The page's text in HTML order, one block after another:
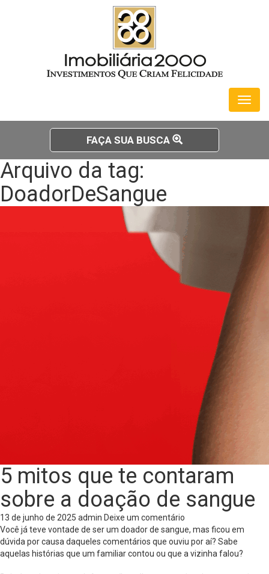
Toggle
FAÇA SUA BUSCA
Arquivo da tag:
DoadorDeSangue
5 mitos que te contaram
sobre a doação de sangue
13 de junho de 2025 admin Deixe um comentário
Você já teve vontade de ser um doador de sangue, mas ficou em
dúvida por causa daqueles comentários que ouviu por aí? Sabe
aquelas histórias que um familiar contou ou que a vizinha falou?